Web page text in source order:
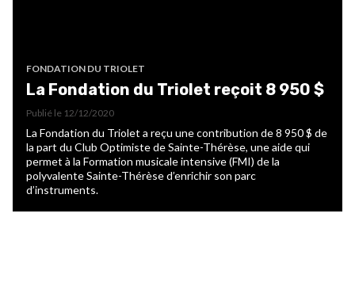
FONDATION DU TRIOLET
La Fondation du Triolet reçoit 8 950 $
Publié le 12/12/2020
La Fondation du Triolet a reçu une contribution de 8 950 $ de
la part du Club Optimiste de Sainte-Thérèse, une aide qui
permet à la Formation musicale intensive (FMI) de la
polyvalente Sainte-Thérèse d’enrichir son parc
d’instruments.